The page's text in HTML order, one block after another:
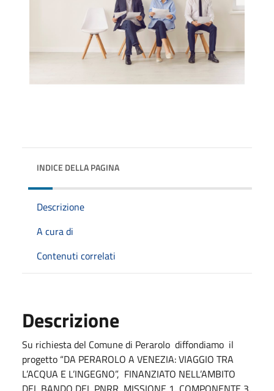
INDICE DELLA PAGINA
Descrizione
A cura di
Contenuti correlati
Descrizione
Su richiesta del Comune di Perarolo diffondiamo il
progetto “DA PERAROLO A VENEZIA: VIAGGIO TRA
L’ACQUA E L’INGEGNO”, FINANZIATO NELL’AMBITO